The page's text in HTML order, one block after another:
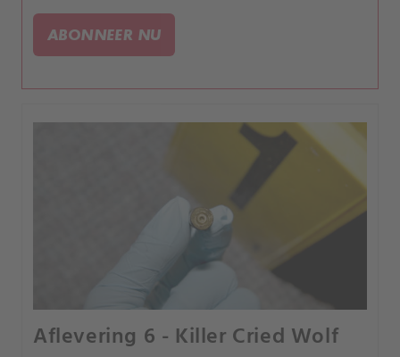
lijken van twee mannen in de kofferbak ontdekken.
ABONNEER NU
Aflevering 6 - Killer Cried Wolf